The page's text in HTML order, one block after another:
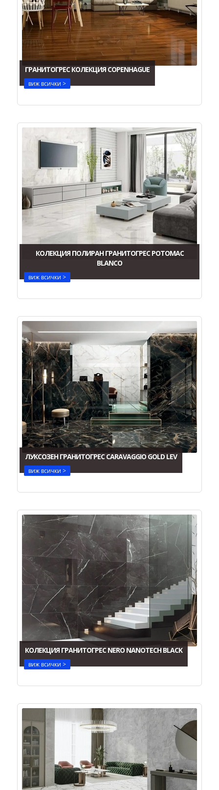
ГРАНИТОГРЕС КОЛЕКЦИЯ COPENHAGUE
виж всички >
КОЛЕКЦИЯ ПОЛИРАН ГРАНИТОГРЕС POTOMAC
BLANCO
виж всички >
ЛУКСОЗЕН ГРАНИТОГРЕС CARAVAGGIO GOLD LEV
виж всички >
КОЛЕКЦИЯ ГРАНИТОГРЕС NERO NANOTECH BLACK
виж всички >